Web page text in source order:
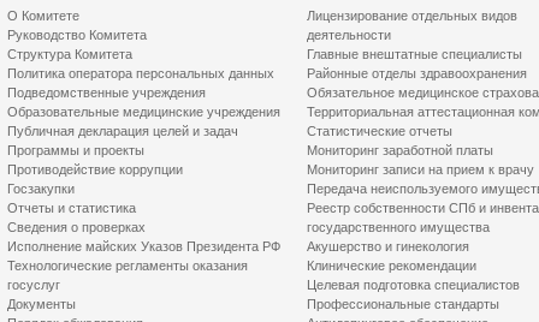
О Комитете
Руководство Комитета
Структура Комитета
Политика оператора персональных данных
Подведомственные учреждения
Образовательные медицинские учреждения
Публичная декларация целей и задач
Программы и проекты
Противодействие коррупции
Госзакупки
Отчеты и статистика
Сведения о проверках
Исполнение майских Указов Президента РФ
Технологические регламенты оказания
госуслуг
Документы
Лицензирование отдельных видов
деятельности
Главные внештатные специалисты
Районные отделы здравоохранения
Обязательное медицинское
Территориальная аттестационная
Статистические отчеты
Мониторинг заработной платы
Мониторинг записи на прием к врачу
Передача неиспользуемого
Реестр собственности СПб и
государственного имущества
Акушерство и гинекология
Клинические рекомендации
Целевая подготовка специалистов
Профессиональные стандарты